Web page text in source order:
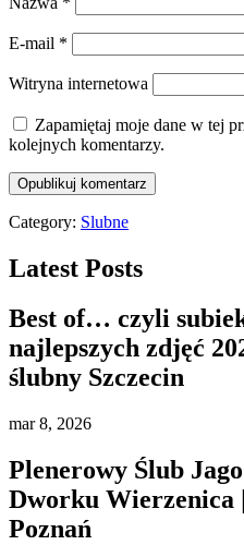
E-mail *
Witryna internetowa
Zapamiętaj moje dane w tej
kolejnych komentarzy.
Category: Slubne
Latest Posts
Best of… czyli
najlepszych zdjęć
ślubny Szczecin
mar8, 2026
Plenerowy Ślub
Dworku Wierzenica
Poznań